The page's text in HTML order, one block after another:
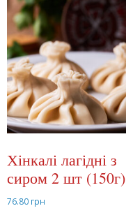
Хінкалі лагідні з
сиром 2 шт (150г)
76.80 грн